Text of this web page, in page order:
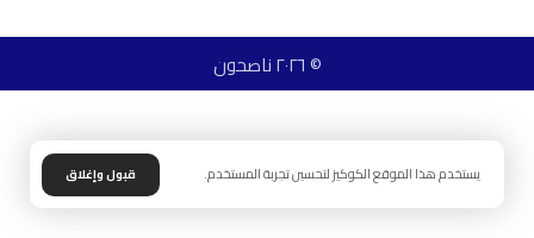
© ٢٠٢٦ ناصحون
يستخدم هذا الموقع الكوكيز لتحسين تجربة المستخدم. قبول وإغلاق